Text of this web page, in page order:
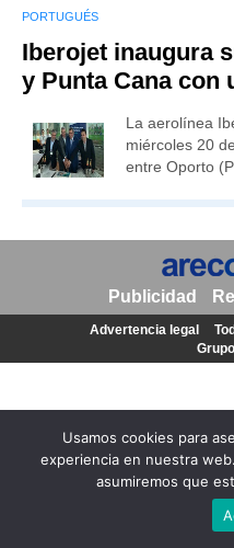
PORTUGUÉS
Iberojet inaugura
y Punta Cana con
La aerolínea
miércoles 20
entre Oporto
Usamos cookies para
experiencia en nuestra
asumiremos que
Publicidad
Advertencia legal